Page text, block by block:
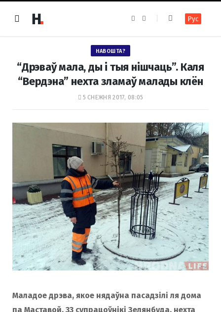
e
k
t
a
m
Рус
НАВОШТА?
“Дрэваў мала, ды і тыя нішчаць”. Каля
“Вердэна” нехта зламаў малады клён
5 СНЕЖНЯ 2017, 08:05
Маладое дрэва, якое нядаўна пасадзілі ля дома
па Маставой, 33 супрацоўнікі Зелянбуда, нехта